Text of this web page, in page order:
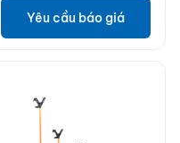
Yêu cầu báo giá